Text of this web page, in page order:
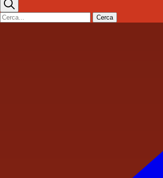
Cerca